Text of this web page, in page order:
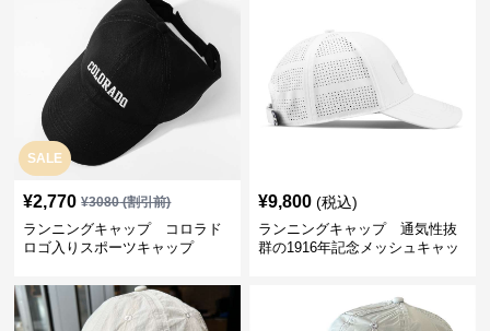
SALE
¥2,770 ¥3080(割引前)
ランニングキャップ コロラド
ロゴ入りスポーツキャップ
¥9,800 (税込)
ランニングキャップ 通気性抜
群の1916年記念メッシュキャッ